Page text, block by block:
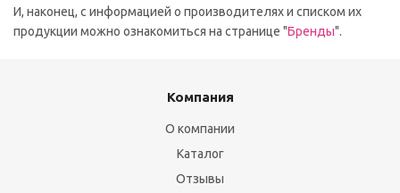
И, наконец, с информацией о производителях и списком их
продукции можно ознакомиться на странице "Бренды".
Компания
О компании
Каталог
Отзывы